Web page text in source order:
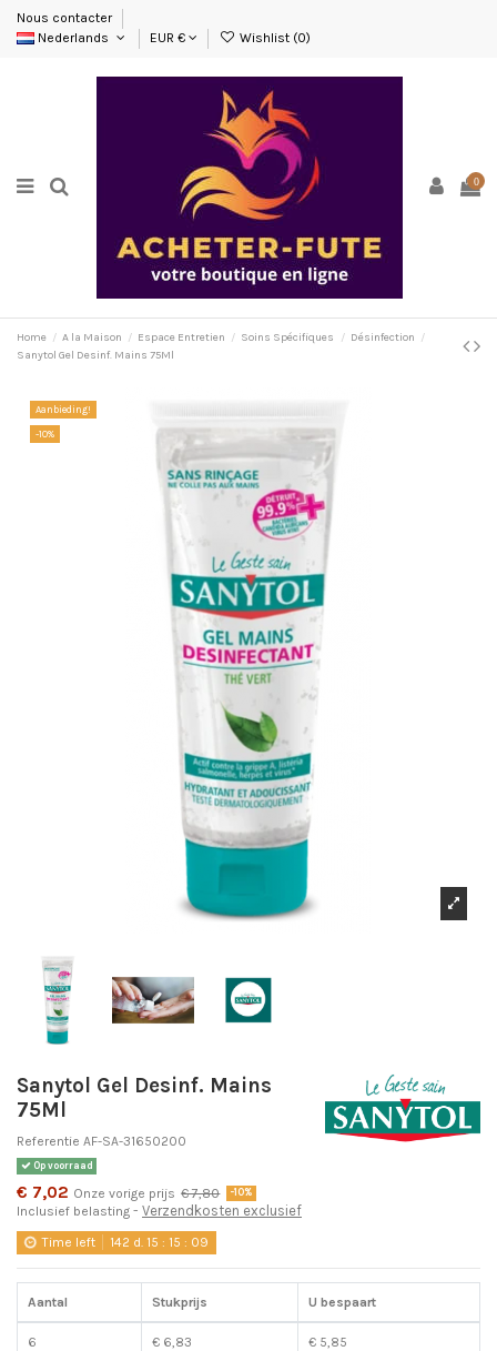
Nous contacter
Nederlands
EUR € Wishlist (0)
0
Home A la Maison Espace Entretien Soins Spécifiques
Désinfection
Sanytol Gel Desinf. Mains 75Ml
Aanbieding!
-10%
Sanytol Gel Desinf. Mains
75Ml
Referentie AF-SA-31650200
Op voorraad
€ 7,02 Onze vorige prijs € 7,80 -10%
Inclusief belasting Verzendkosten exclusief
Time left 142 d. 15 : 15 : 09
Aantal Stukprijs U bespaart
6 € 6,83 € 5,85